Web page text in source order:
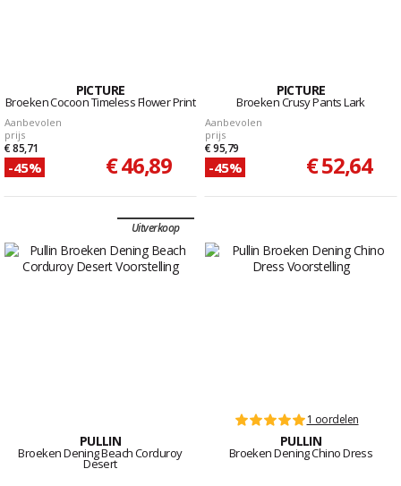
PICTURE
Broeken Cocoon Timeless Flower Print
Aanbevolen
prijs
€ 85,71
-45% € 46,89
PICTURE
Broeken Crusy Pants Lark
Aanbevolen
prijs
€ 95,79
-45% € 52,64
Uitverkoop
PULLIN
Broeken Dening Beach Corduroy
Desert
1 oordelen
PULLIN
Broeken Dening Chino Dress